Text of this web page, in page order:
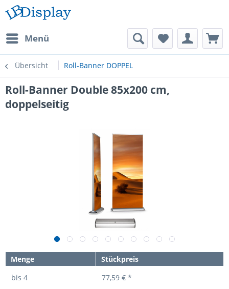
Menü
Übersicht Roll-Banner DOPPEL
Roll-Banner Double 85x200 cm,
doppelseitig
Menge
Stückpreis
bis 4 77,59 € *